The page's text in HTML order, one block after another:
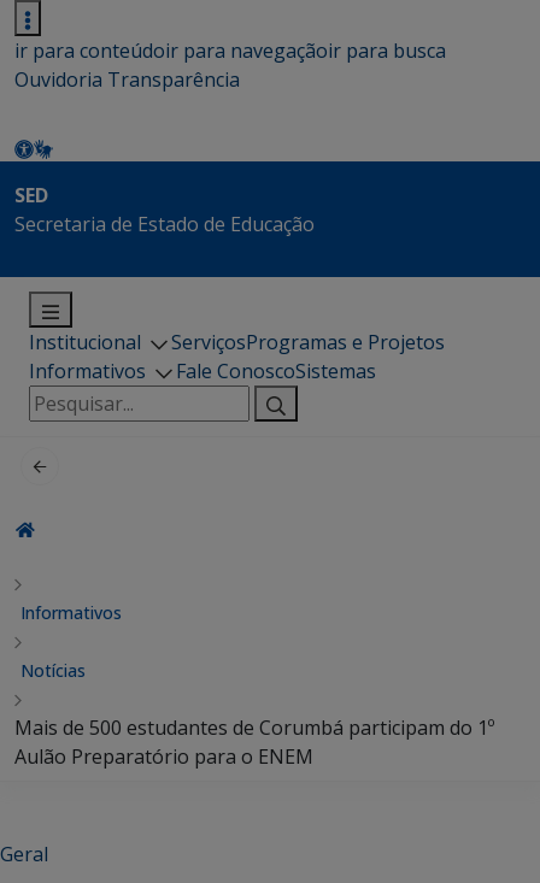
ir para conteúdoir para navegaçãoir para busca
Ouvidoria Transparência
SED
Secretaria de Estado de Educação
Institucional ServiçosProgramas e Projetos
Informativos
Fale ConoscoSistemas
Pesquisar
por:
Informativos
Notícias
Mais de 500 estudantes de Corumbá participam do 1º
Aulão Preparatório para o ENEM
Geral